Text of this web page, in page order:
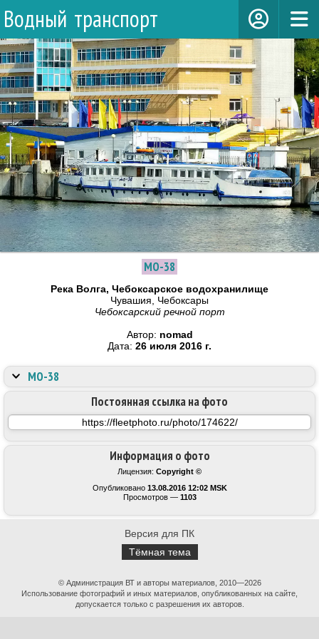
Водный транспорт
МО-38
Река Волга, Чебоксарское водохранилище
Чувашия, Чебоксары
Чебоксарский речной порт
Автор: nomad
Дата: 26 июля 2016 г.
Информация о фото
Лицензия: Copyright ©
Опубликовано 13.08.2016 12:02 MSK
Просмотров — 1103
Постоянная ссылка на фото
МО-38
Версия для ПК
Тёмная тема
© Администрация ВТ и авторы материалов, 2010—2026
Использование фотографий и иных материалов, опубликованных на сайте,
допускается только с разрешения их авторов.